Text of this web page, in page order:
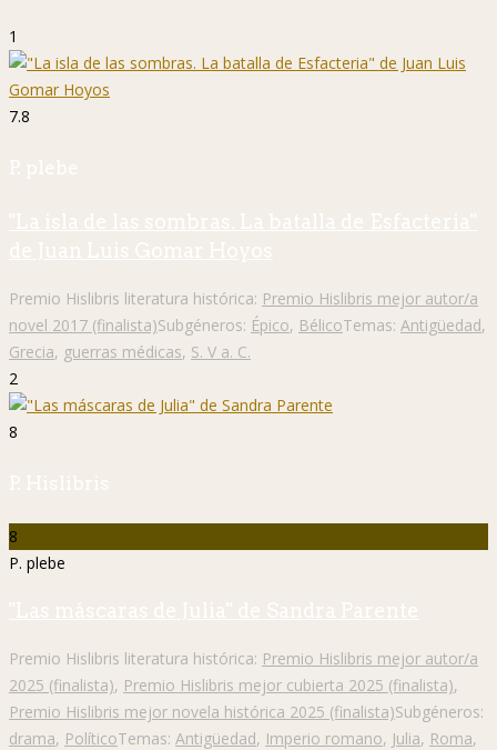
1
7.8
P. plebe
"La isla de las sombras. La batalla de Esfacteria"
de Juan Luis Gomar Hoyos
Premio Hislibris literatura histórica: Premio Hislibris mejor autor/a
novel 2017 (finalista)Subgéneros: Épico, BélicoTemas: Antigüedad,
Grecia, guerras médicas, S. V a. C.
2
8
P. Hislibris
8
P. plebe
"Las máscaras de Julia" de Sandra Parente
Premio Hislibris literatura histórica: Premio Hislibris mejor autor/a
2025 (finalista), Premio Hislibris mejor cubierta 2025 (finalista),
Premio Hislibris mejor novela histórica 2025 (finalista)Subgéneros:
drama, PolíticoTemas: Antigüedad, Imperio romano, Julia, Roma,